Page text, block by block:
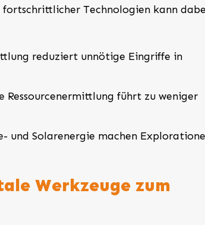
Technologien kann
reduziert unnötige Eingriffe in
Ressourcenermittlung führt zu weniger
und Solarenergie machen
Werkzeuge zum